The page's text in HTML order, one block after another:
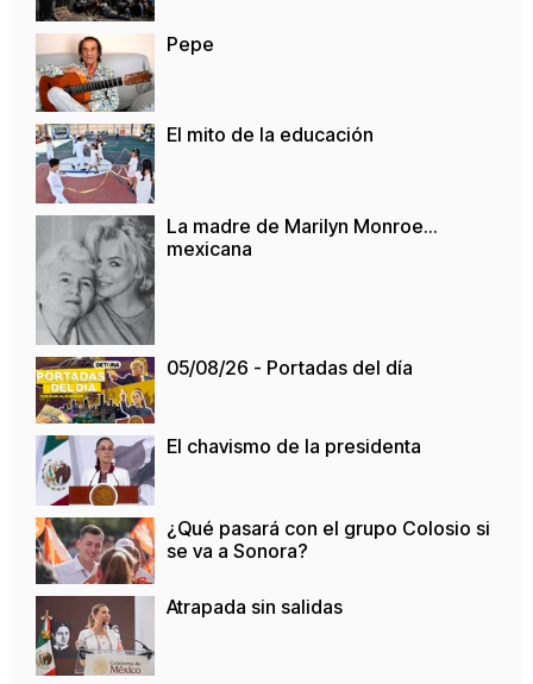
Pepe
El mito de la educación
La madre de Marilyn Monroe…
mexicana
05/08/26 - Portadas del día
El chavismo de la presidenta
¿Qué pasará con el grupo Colosio si
se va a Sonora?
Atrapada sin salidas